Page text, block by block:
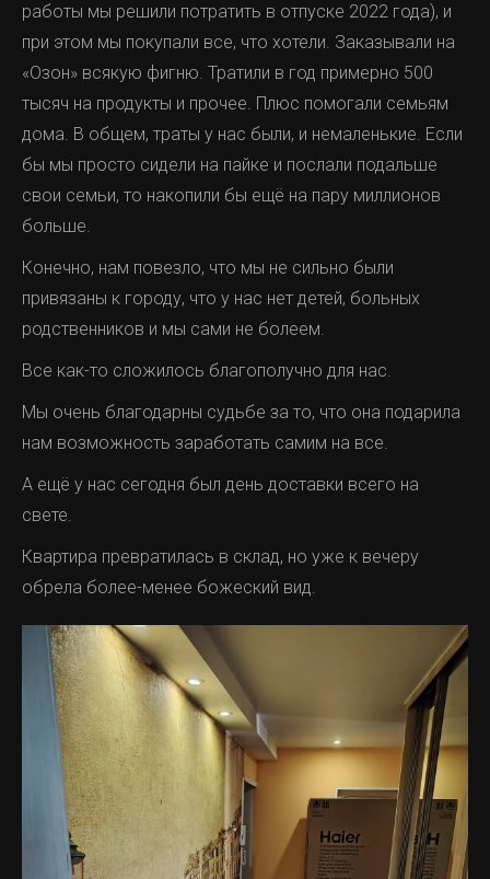
работы мы решили потратить в отпуске 2022 года), и
при этом мы покупали все, что хотели. Заказывали на
«Озон» всякую фигню. Тратили в год примерно 500
тысяч на продукты и прочее. Плюс помогали семьям
дома. В общем, траты у нас были, и немаленькие. Если
бы мы просто сидели на пайке и послали подальше
свои семьи, то накопили бы ещё на пару миллионов
больше.
Конечно, нам повезло, что мы не сильно были
привязаны к городу, что у нас нет детей, больных
родственников и мы сами не болеем.
Все как-то сложилось благополучно для нас.
Мы очень благодарны судьбе за то, что она подарила
нам возможность заработать самим на все.
А ещё у нас сегодня был день доставки всего на
свете.
Квартира превратилась в склад, но уже к вечеру
обрела более-менее божеский вид.